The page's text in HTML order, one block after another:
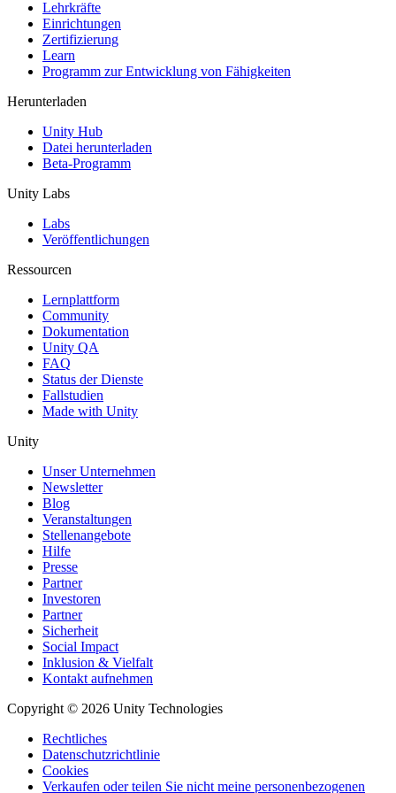
XR-Spiele
XR-Spiele plattformübergreifend starten
Multiplayer-Spiele
Vereinfachte Entwicklung von Multiplayer-Spielen
Lehrkräfte
Einrichtungen
Zertifizierung
Learn
Programm zur Entwicklung von Fähigkeiten
Herunterladen
Unity Hub
Datei herunterladen
Beta-Programm
Unity Labs
Labs
Veröffentlichungen
Ressourcen
Lernplattform
Community
Dokumentation
Unity QA
FAQ
Status der Dienste
Fallstudien
Made with Unity
Unity
Unser Unternehmen
Newsletter
Blog
Veranstaltungen
Stellenangebote
Hilfe
Presse
Partner
Investoren
Partner
Sicherheit
Social Impact
Inklusion & Vielfalt
Kontakt aufnehmen
Copyright © 2026 Unity Technologies
Rechtliches
Datenschutzrichtlinie
Cookies
Verkaufen oder teilen Sie nicht meine personenbezogenen